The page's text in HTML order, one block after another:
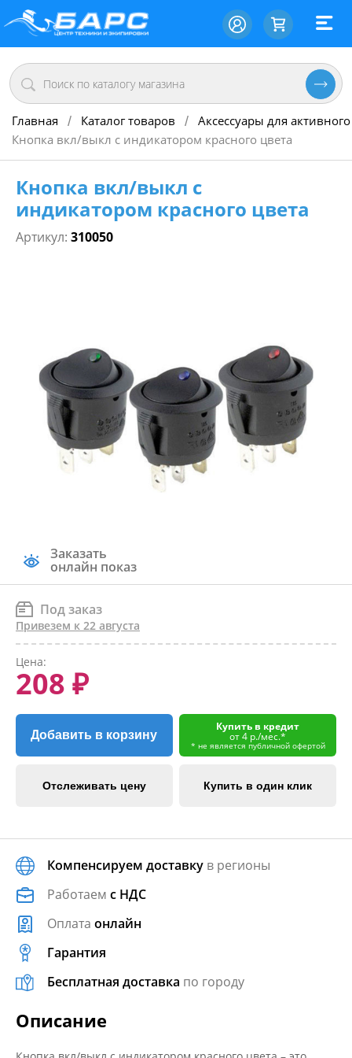
Главная / Каталог товаров / Аксессуары для
Кнопка вкл/выкл с индикатором красного цвета
Кнопка вкл/выкл с
индикатором красного цвета
Артикул: 310050
Заказать
онлайн показ
Под заказ
Привезем к 22 августа
Цена:
208 ₽
Добавить в корзину
Купить в кредит
от 4 р./мес.*
* не является публичной офертой
Отслеживать цену Купить в один клик
Компенсируем доставку в регионы
Работаем с НДС
Оплата онлайн
Гарантия
Бесплатная доставка по городу
Описание